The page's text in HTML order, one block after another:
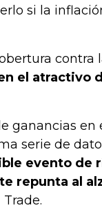
si la
contra
el atractivo
ganancias en
serie de
evento de
repunta al